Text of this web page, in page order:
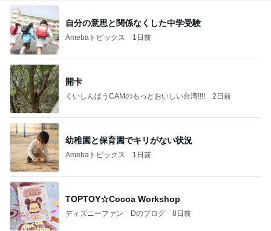
自分の意思と関係なくした中学受験
Amebaトピックス 1日前
開卡
くいしんぼうCAMのもっとおいしい台湾!!!! 2日前
幼稚園と保育園でキリがない状況
Amebaトピックス 1日前
TOPTOY☆Cocoa Workshop
ディズニーファン Dのブログ 8日前